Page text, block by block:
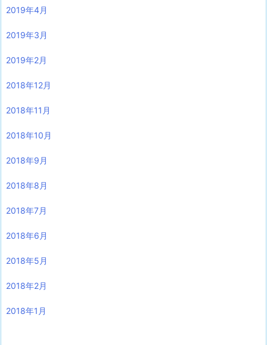
2019年4月
2019年3月
2019年2月
2018年12月
2018年11月
2018年10月
2018年9月
2018年8月
2018年7月
2018年6月
2018年5月
2018年2月
2018年1月